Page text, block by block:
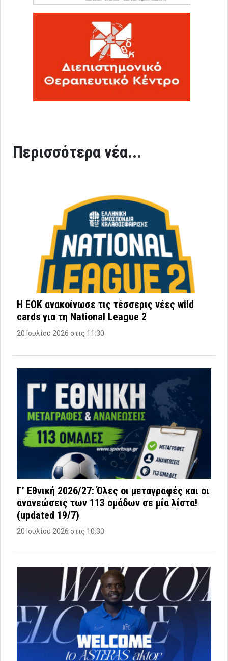
Περισσότερα νέα...
Η ΕΟΚ ανακοίνωσε τις τέσσερις νέες wild
cards για τη National League 2
20 Ιουλίου 2026 στις 11:30
Γ’ Εθνική 2026/27: Όλες οι μεταγραφές και οι
ανανεώσεις των 113 ομάδων σε μία λίστα!
(updated 19/7)
20 Ιουλίου 2026 στις 10:30